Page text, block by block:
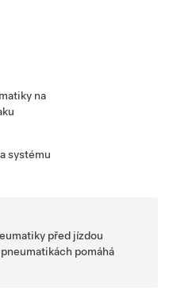
na
systému
před jízdou
pomáhá